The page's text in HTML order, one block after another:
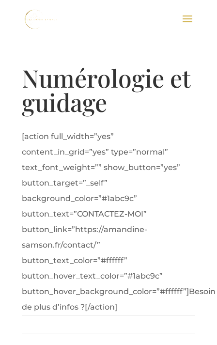
Numérologie et
guidage
[action full_width=”yes”
content_in_grid=”yes” type=”normal”
text_font_weight=”” show_button=”yes”
button_target=”_self”
background_color=”#1abc9c”
button_text=”CONTACTEZ-MOI”
button_link=”https://amandine-
samson.fr/contact/”
button_text_color=”#ffffff”
button_hover_text_color=”#1abc9c”
button_hover_background_color=”#ffffff”]Besoin
de plus d’infos ?[/action]